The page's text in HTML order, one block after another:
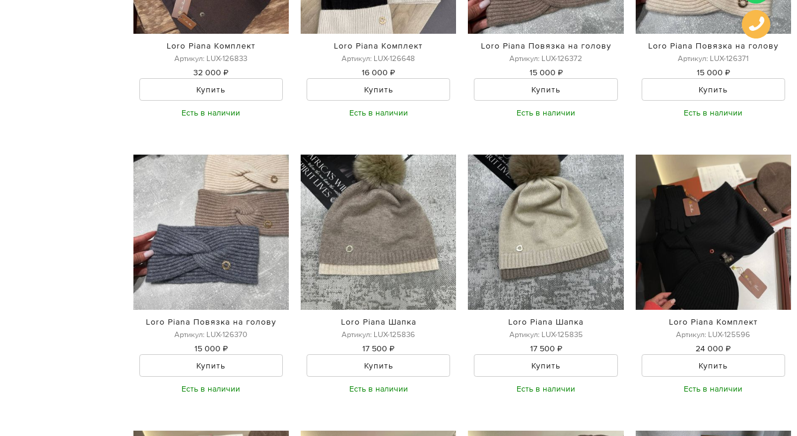
Loro Piana Комплект
Артикул: LUX-126833
32 000 ₽
Купить
Есть в наличии
Loro Piana Комплект
Артикул: LUX-126648
16 000 ₽
Купить
Есть в наличии
Loro Piana Повязка на голову
Артикул: LUX-126372
15 000 ₽
Купить
Есть в наличии
Loro Piana Повязка на голову
Артикул: LUX-126371
15 000 ₽
Купить
Есть в наличии
Loro Piana Повязка на голову
Артикул: LUX-126370
15 000 ₽
Купить
Есть в наличии
Loro Piana Шапка
Артикул: LUX-125836
17 500 ₽
Купить
Есть в наличии
Loro Piana Шапка
Артикул: LUX-125835
17 500 ₽
Купить
Есть в наличии
Loro Piana Комплект
Артикул: LUX-125596
24 000 ₽
Купить
Есть в наличии